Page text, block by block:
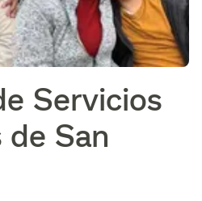
Servicios
de San